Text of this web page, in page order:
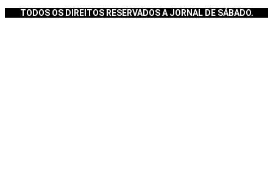
TODOS OS DIREITOS RESERVADOS A JORNAL DE SÁBADO.